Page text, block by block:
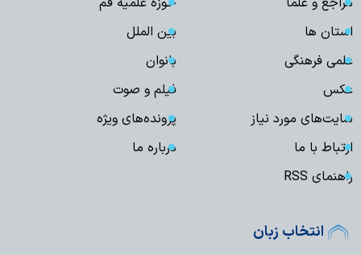
استان ها
بین الملل
علمی فرهنگی
بانوان
عکس
فیلم و صوت
سایت‌های مورد نیاز
پرونده‌های ویژه
ارتباط با ما
درباره ما
راهنمای RSS
انتخاب زبان